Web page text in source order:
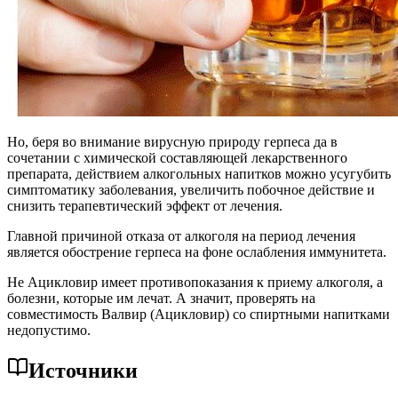
Но, беря во внимание вирусную природу герпеса да в
сочетании с химической составляющей лекарственного
препарата, действием алкогольных напитков можно усугубить
симптоматику заболевания, увеличить побочное действие и
снизить терапевтический эффект от лечения.
Главной причиной отказа от алкоголя на период лечения
является обострение герпеса на фоне ослабления иммунитета.
Не Ацикловир имеет противопоказания к приему алкоголя, а
болезни, которые им лечат. А значит, проверять на
совместимость Валвир (Ацикловир) со спиртными напитками
недопустимо.
Источники